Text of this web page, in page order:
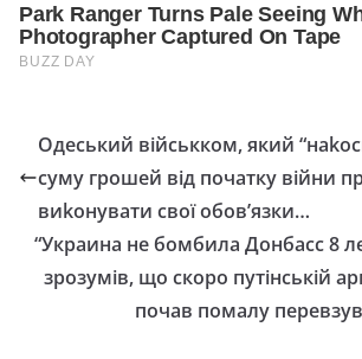
Одеський військком, який
суму грошей від початку війни
виkонувати свої обов’язки…
“Украина не бомбила Донбасс 8
зрозумів, що скоро путінській
почав помалу